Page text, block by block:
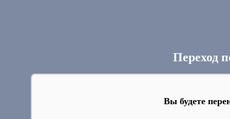
Переход
Вы будете